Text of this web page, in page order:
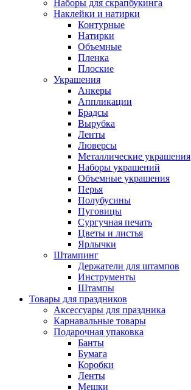
Наборы для скрапбукинга
Наклейки и натирки
Контурные
Натирки
Объемные
Пленка
Плоские
Украшения
Анкеры
Аппликации
Брадсы
Вырубка
Ленты
Люверсы
Металлические украшения
Наборы украшений
Объемные украшения
Перья
Полубусины
Пуговицы
Сургучная печать
Цветы и листья
Ярлычки
Штампинг
Держатели для штампов
Инструменты
Штампы
Товары для праздников
Аксессуары для праздника
Карнавальные товары
Подарочная упаковка
Банты
Бумага
Коробки
Ленты
Мешки